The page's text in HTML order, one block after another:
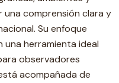
comprensión clara y
Su enfoque
herramienta ideal
observadores
acompañada de